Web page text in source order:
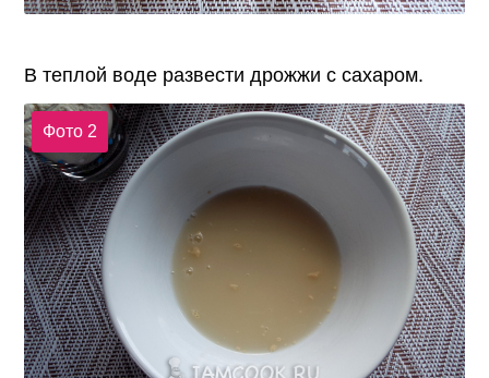
В теплой воде развести дрожжи с сахаром.
Фото 2